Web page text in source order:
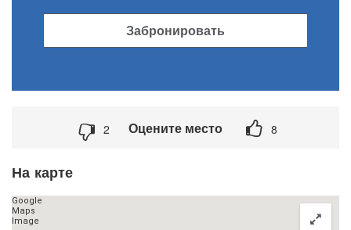
Забронировать
2 Оцените место 8
На карте